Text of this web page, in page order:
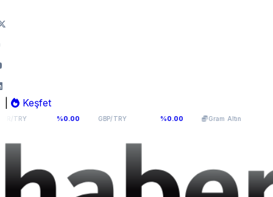
Keşfet
%0.00 GBP/TRY64,0893 %0.00 Gram Altın 5.958,92 %0.11